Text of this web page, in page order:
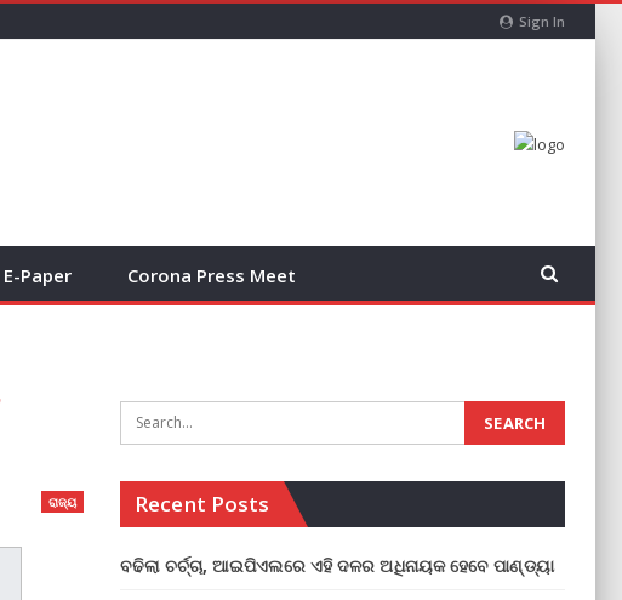
Sign In
E-Paper Corona Press Meet
ରାଜ୍ୟ Recent Posts
ବଢିଲା ଚର୍ଚ୍ଚା, ଆଇପିଏଲରେ ଏହି ଦଳର ଅଧିନାୟକ ହେବେ ପାଣ୍ଡ୍ୟା